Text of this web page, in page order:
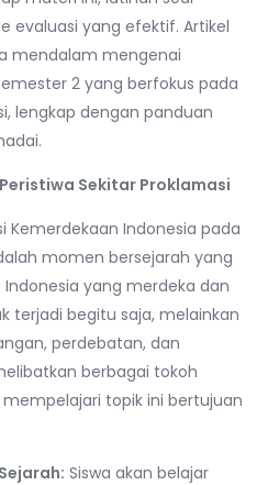
evaluasi yang efektif. Artikel
mendalam mengenai
2 yang berfokus pada
lengkap dengan panduan
Sekitar Proklamasi
Kemerdekaan Indonesia pada
momen bersejarah yang
yang merdeka dan
terjadi begitu saja, melainkan
perdebatan, dan
berbagai tokoh
mempelajari topik ini bertujuan
Siswa akan belajar